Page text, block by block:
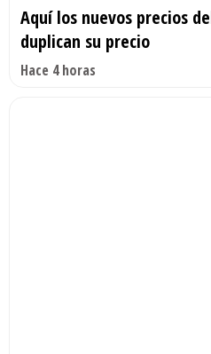
Aquí los nuevos precios
duplican su precio
Hace 4 horas